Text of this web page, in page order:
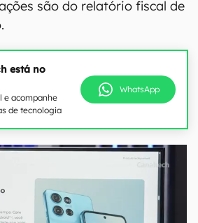
são do relatório fiscal de
está no
e acompanhe
de tecnologia
WhatsApp